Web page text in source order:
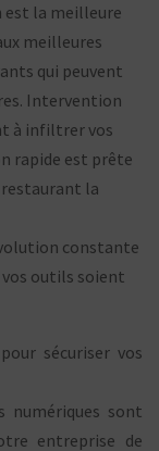
est la meilleure
meilleures
qui peuvent
Intervention
à infiltrer vos
rapide est prête
la
constante
vos outils soient
sécuriser vos
numériques sont
entreprise de